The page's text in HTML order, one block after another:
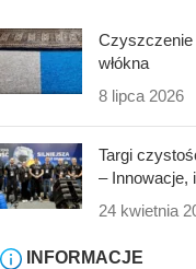
Czyszczenie
włókna
8 lipca 2026
Targi
– Innowacje,
24 kwietnia
INFORMACJE